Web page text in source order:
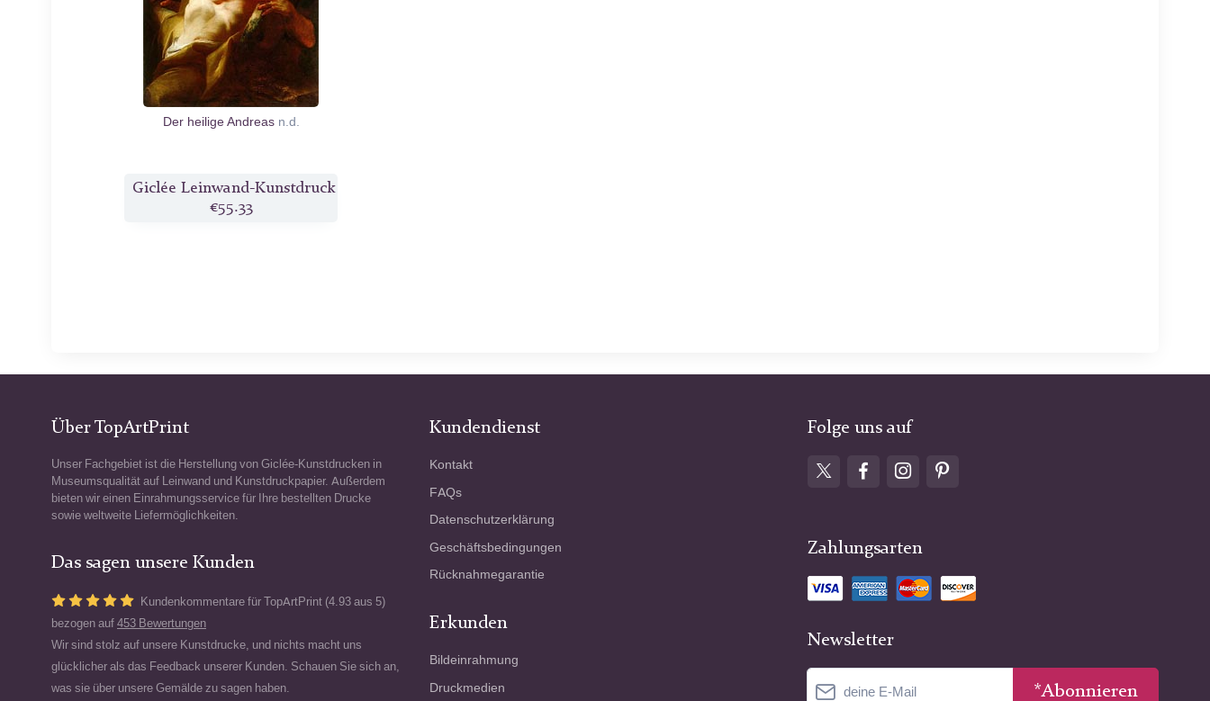
Der heilige Andreas n.d.
Giclée Leinwand-Kunstdruck
€55.33
Über TopArtPrint
Unser Fachgebiet ist die Herstellung von Giclée-Kunstdrucken in
Museumsqualität auf Leinwand und Kunstdruckpapier. Außerdem
bieten wir einen Einrahmungsservice für Ihre bestellten Drucke
sowie weltweite Liefermöglichkeiten.
Das sagen unsere Kunden
Kundenkommentare für TopArtPrint (4.93 aus 5)
bezogen auf 453 Bewertungen
Wir sind stolz auf unsere Kunstdrucke, und nichts macht uns
glücklicher als das Feedback unserer Kunden. Schauen Sie sich an,
was sie über unsere Gemälde zu sagen haben.
Kundendienst
Kontakt
FAQs
Datenschutzerklärung
Geschäftsbedingungen
Rücknahmegarantie
Erkunden
Bildeinrahmung
Druckmedien
Folge uns auf
Zahlungsarten
Newsletter
*Abonnieren